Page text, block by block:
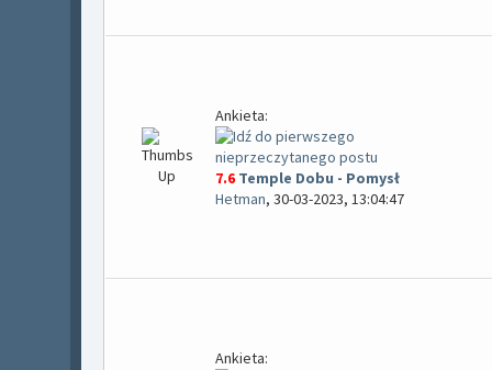
Ankieta:
7.6 Temple Dobu - Pomysł
Hetman, 30-03-2023, 13:04:47
Ankieta: